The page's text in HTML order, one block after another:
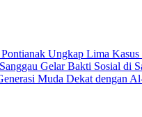
Pontianak Ungkap Lima
Gelar Bakti Sosial di
Muda Dekat dengan